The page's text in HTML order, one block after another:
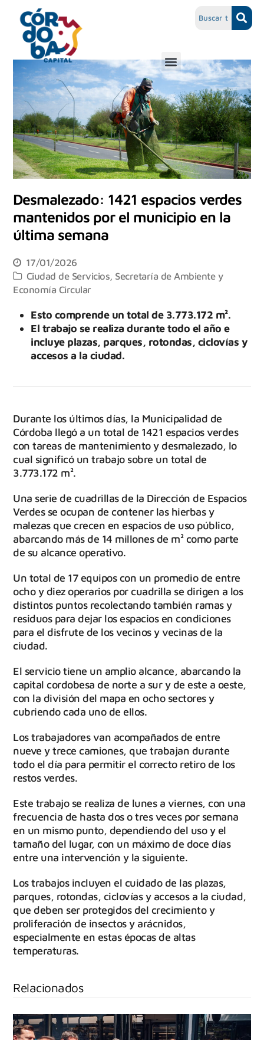
Desmalezado: 1421 espacios verdes
mantenidos por el municipio en la
última semana
17/01/2026
Ciudad de Servicios Secretaría de Ambiente y
Economía Circular
Esto comprende un total de 3.773.172 m².
El trabajo se realiza durante todo el año e
incluye plazas, parques, rotondas, ciclovías y
accesos a la ciudad.
Durante los últimos días, la Municipalidad de
Córdoba llegó a un total de 1421 espacios verdes
con tareas de mantenimiento y desmalezado, lo
cual significó un trabajo sobre un total de
3.773.172 m².
Una serie de cuadrillas de la Dirección de Espacios
Verdes se ocupan de contener las hierbas y
malezas que crecen en espacios de uso público,
abarcando más de 14 millones de m² como parte
de su alcance operativo.
Un total de 17 equipos con un promedio de entre
ocho y diez operarios por cuadrilla se dirigen a los
distintos puntos recolectando también ramas y
residuos para dejar los espacios en condiciones
para el disfrute de los vecinos y vecinas de la
ciudad.
El servicio tiene un amplio alcance, abarcando la
capital cordobesa de norte a sur y de este a oeste,
con la división del mapa en ocho sectores y
cubriendo cada uno de ellos.
Los trabajadores van acompañados de entre
nueve y trece camiones, que trabajan durante
todo el día para permitir el correcto retiro de los
restos verdes.
Este trabajo se realiza de lunes a viernes, con una
frecuencia de hasta dos o tres veces por semana
en un mismo punto, dependiendo del uso y el
tamaño del lugar, con un máximo de doce días
entre una intervención y la siguiente.
Los trabajos incluyen el cuidado de las plazas,
parques, rotondas, ciclovías y accesos a la ciudad,
que deben ser protegidos del crecimiento y
proliferación de insectos y arácnidos,
especialmente en estas épocas de altas
temperaturas.
Relacionados